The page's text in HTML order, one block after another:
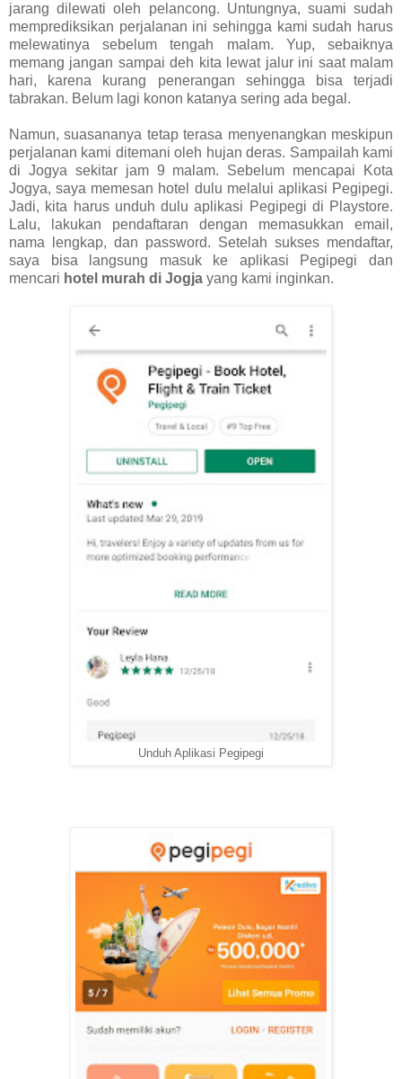
jarang dilewati oleh pelancong. Untungnya, suami sudah
memprediksikan perjalanan ini sehingga kami sudah harus
melewatinya sebelum tengah malam. Yup, sebaiknya
memang jangan sampai deh kita lewat jalur ini saat malam
hari, karena kurang penerangan sehingga bisa terjadi
tabrakan. Belum lagi konon katanya sering ada begal.
Namun, suasananya tetap terasa menyenangkan meskipun
perjalanan kami ditemani oleh hujan deras. Sampailah kami
di Jogya sekitar jam 9 malam. Sebelum mencapai Kota
Jogya, saya memesan hotel dulu melalui aplikasi Pegipegi.
Jadi, kita harus unduh dulu aplikasi Pegipegi di Playstore.
Lalu, lakukan pendaftaran dengan memasukkan email,
nama lengkap, dan password. Setelah sukses mendaftar,
saya bisa langsung masuk ke aplikasi Pegipegi dan
mencari hotel murah di Jogja yang kami inginkan.
Unduh Aplikasi Pegipegi